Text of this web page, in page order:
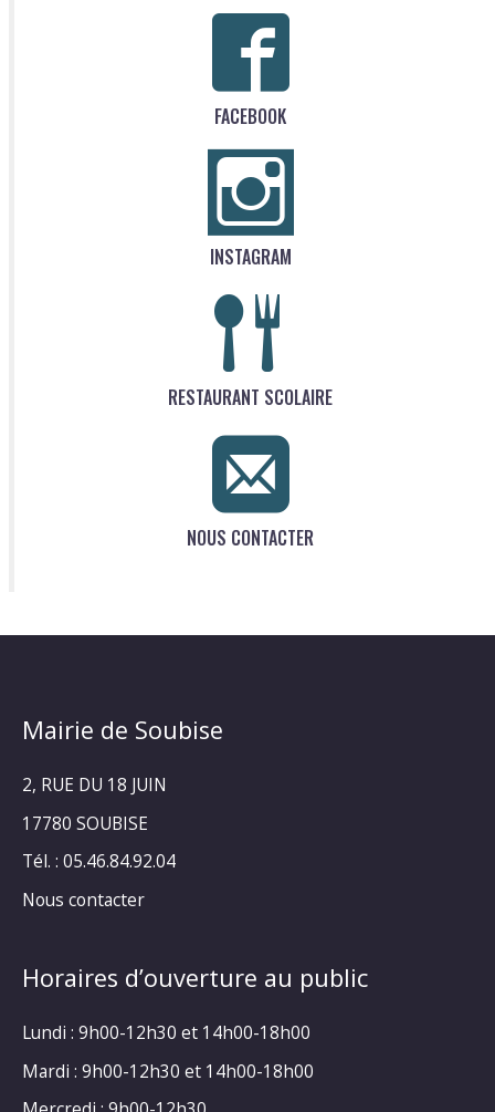
FACEBOOK
INSTAGRAM
RESTAURANT SCOLAIRE
NOUS CONTACTER
Mairie de Soubise
2, RUE DU 18 JUIN
17780 SOUBISE
Tél. : 05.46.84.92.04
Nous contacter
Horaires d’ouverture au public
Lundi : 9h00-12h30 et 14h00-18h00
Mardi : 9h00-12h30 et 14h00-18h00